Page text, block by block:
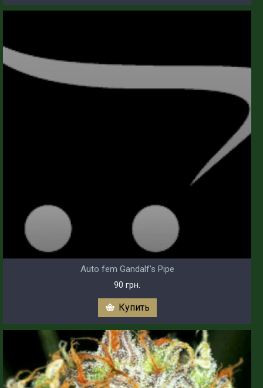
Auto fem Gandalf's Pipe
90 грн.
Купить